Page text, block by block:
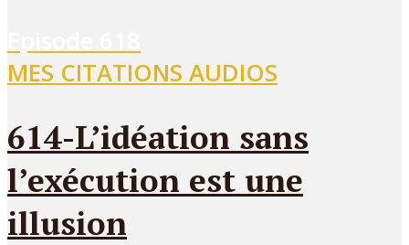
MES CITATIONS AUDIOS
614-L’idéation sans
l’exécution est une
illusion